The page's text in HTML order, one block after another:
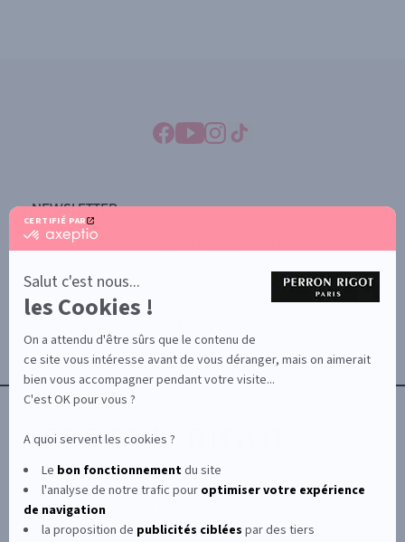
CERTIFIÉ PAR
certifié
En
savoir
plus
sur
Axeptio
Salut c'est nous...
les Cookies !
On a attendu d'être sûrs que le contenu de
ce site vous intéresse avant de vous déranger, mais on aimerait
bien vous accompagner pendant votre visite...
C'est OK pour vous ?
A quoi servent les cookies ?
Le bon fonctionnementdu site
l'analyse de notre trafic pour optimiservotre expérience
de navigation
la proposition de publicités ciblées par des tiers
NEWSLETTER
SUBSCRIBE TO THE NEWSLETTER
CONTACT
TERMS AND CONDITIONS
© Le Club Perron Rigot 2026